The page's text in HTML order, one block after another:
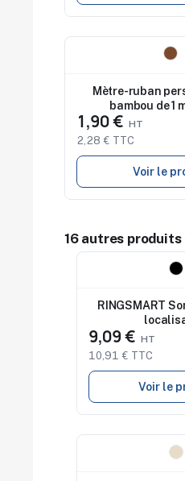
Mètre-ruban
bambou de 1
1,90 €
2,28 € TTC
Voir le
16 autres
RINGSMART
9,09 €
10,91 € TTC
Voir le